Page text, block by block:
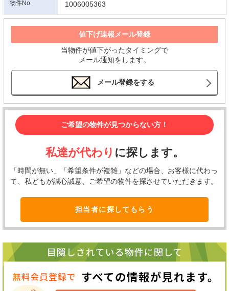
物件No 1006005363
値下げ速報メール登録
当物件が値下がったタイミングで
メール通知をします。
メール登録をする
ご希望の物件が見つからない方！
私達が代わり に探します。
「時間が無い」「希望条件が複雑」などの場合、お客様に代わっ
て、私どもが誠心誠意、ご希望の物件を探させていただきます。
担当者に探してもらう